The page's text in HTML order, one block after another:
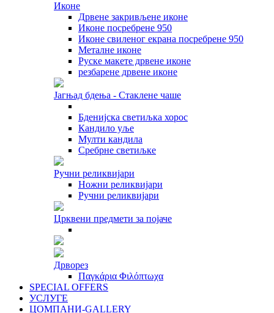
Иконе
Дрвене закривљене иконе
Иконе посребрене 950
Иконе свиленог екрана посребрене 950
Металне иконе
Руске макете дрвене иконе
резбарене дрвене иконе
Јагњад бдења - Стаклене чаше
Бденијска светиљка хорос
Кандило уље
Мулти кандила
Сребрне светиљке
Ручни реликвијари
Ножни реликвијари
Ручни реликвијари
Црквени предмети за појаче
Дрворез
Παγκάρια Φιλόπτωχα
SPECIAL OFFERS
УСЛУГЕ
ЦОМПАНИ-GALLERY